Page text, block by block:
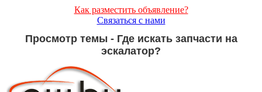
Как разместить объявление?
Связаться с нами
Просмотр темы - Где искать запчасти на
эскалатор?